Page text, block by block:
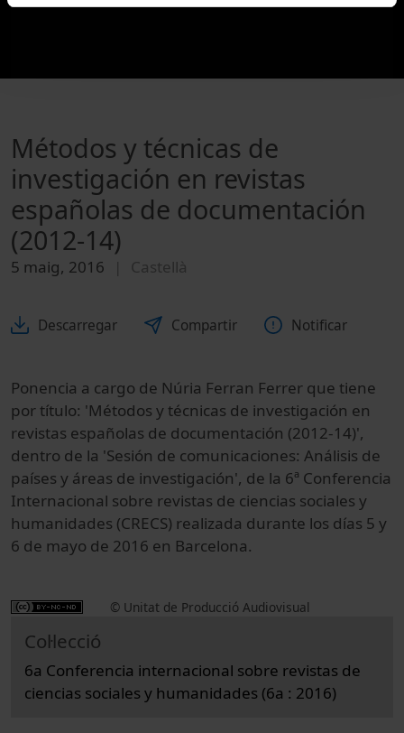
Métodos y técnicas de
investigación en revistas
españolas de documentación
(2012-14)
5 maig, 2016 Castellà
Descarregar Compartir Notificar
Ponencia a cargo de Núria Ferran Ferrer que tiene
por título: 'Métodos y técnicas de investigación en
revistas españolas de documentación (2012-14)',
dentro de la 'Sesión de comunicaciones: Análisis de
países y áreas de investigación', de la 6ª Conferencia
Internacional sobre revistas de ciencias sociales y
humanidades (CRECS) realizada durante los días 5 y
6 de mayo de 2016 en Barcelona.
© Unitat de Producció Audiovisual
Col·lecció
6a Conferencia internacional sobre revistas de
ciencias sociales y humanidades (6a : 2016)